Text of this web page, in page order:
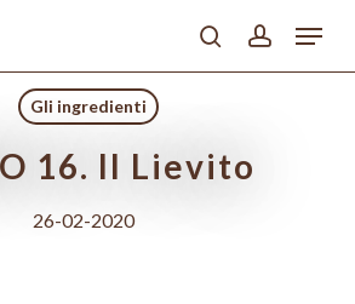
searchaccount
Menu
Gli ingredienti
16. Il Lievito
26-02-2020
Close